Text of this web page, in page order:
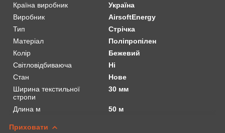
Країна виробник
Україна
Виробник
AirsoftEnergy
Тип
Стрічка
Матеріал
Поліпропілен
Колір
Бежевий
Світловідбиваюча
Ні
Стан
Нове
Ширина текстильної
стропи
30 мм
Длина м 50 м
Приховати